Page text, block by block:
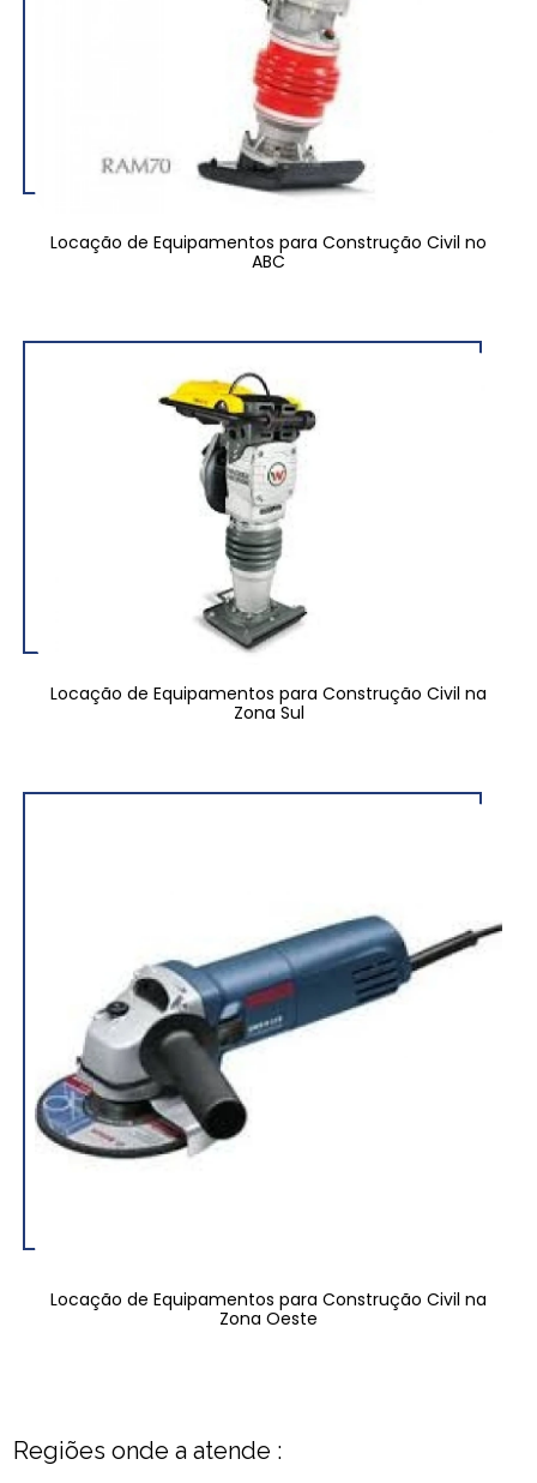
Locação de Equipamentos para Construção Civil no
ABC
Locação de Equipamentos para Construção Civil na
Zona Sul
Locação de Equipamentos para Construção Civil na
Zona Oeste
Regiões onde a atende :